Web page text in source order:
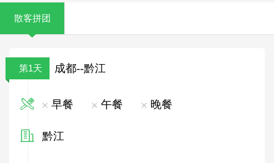
散客拼团
第1天 成都--黔江
早餐 午餐 晚餐
黔江